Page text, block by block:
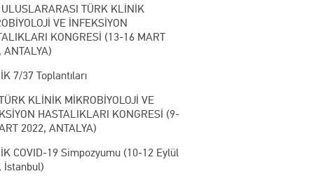
ULUSLARARASI TÜRK KLİNİK
VE İNFEKSİYON
KONGRESİ (13-16 MART
ANTALYA)
7/37 Toplantıları
KLİNİK MİKROBİYOLOJİ VE
HASTALIKLARI KONGRESİ (9-
2022, ANTALYA)
COVID-19 Simpozyumu (10-12 Eylül
İstanbul)